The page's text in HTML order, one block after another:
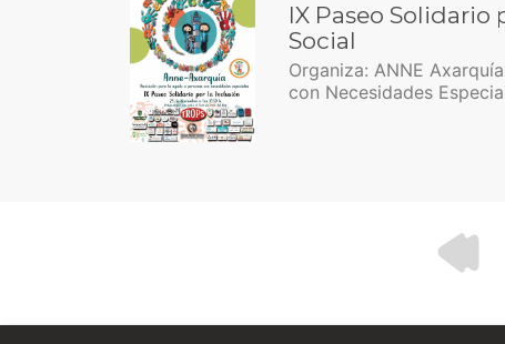
IX Paseo Solidario
Social
Organiza: ANNE
con Necesidades